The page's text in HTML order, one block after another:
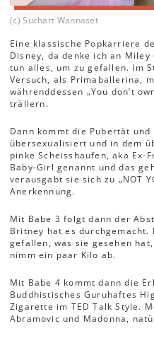
(c) Suchart Wannaset
Eine klassische Popkarriere
Disney, da denke ich an
tun alles, um zu gefallen. Im
Versuch, als Primaballerina,
währenddessen „You don’t
trällern.
Dann kommt die Pubertät
übersexualisiert und in dem
pinke Scheisshaufen, aka Ex-
Baby-Girl genannt und das
verausgabt sie sich zu „NOT
Anerkennung.
Mit Babe 3 folgt dann der
Britney hat es
gefallen, was sie gesehen
nimm ein paar Kilo ab.
Mit Babe 4 kommt dann die
Buddhistisches Guruhaftes
Zigarette im TED Talk Style.
Abramovic und Madonna,